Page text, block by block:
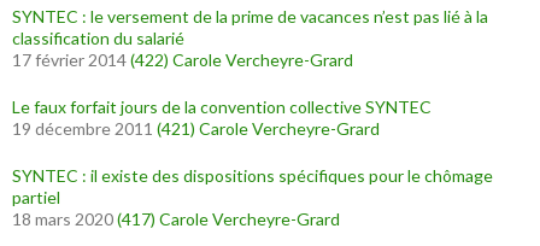
SYNTEC : le versement de la prime de vacances n’est pas lié à la
classification du salarié
17 février 2014(422) Carole Vercheyre-Grard
Le faux forfait jours de la convention collective SYNTEC
19 décembre 2011 (421) Carole Vercheyre-Grard
SYNTEC : il existe des dispositions spécifiques pour le chômage
partiel
18 mars 2020(417) Carole Vercheyre-Grard